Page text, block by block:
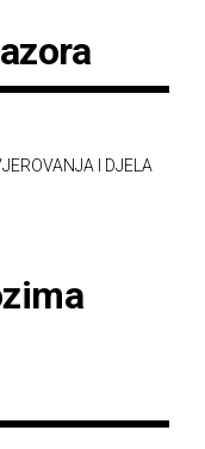
I DJELA